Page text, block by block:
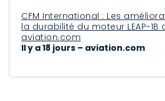
CFM International : Les
la durabilité du moteur LEAP-
aviation.com
Il y a 18 jours – aviation.com